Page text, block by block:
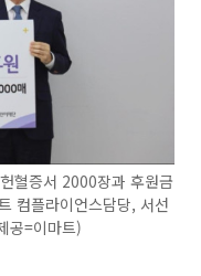
혈증서 2000장과 후원금
컴플라이언스담당, 서선
공=이마트)